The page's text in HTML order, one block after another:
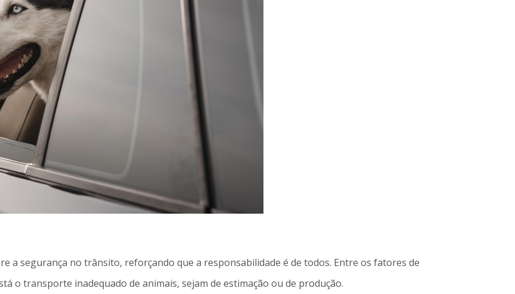
a segurança no trânsito, reforçando que a responsabilidade é de todos. Entre os fatores de
o transporte inadequado de animais, sejam de estimação ou de produção.